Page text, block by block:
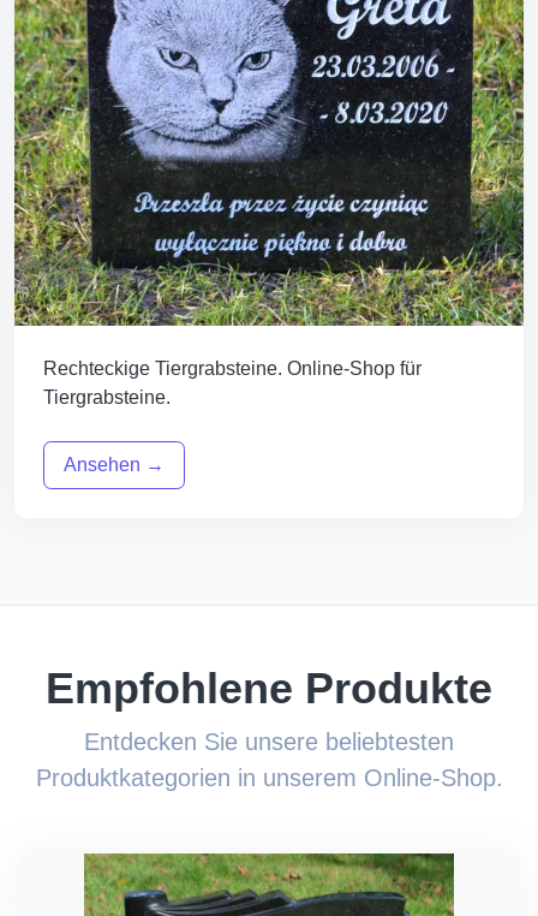
Rechteckige Tiergrabsteine. Online-Shop für
Tiergrabsteine.
Ansehen →
Empfohlene Produkte
Entdecken Sie unsere beliebtesten
Produktkategorien in unserem Online-Shop.